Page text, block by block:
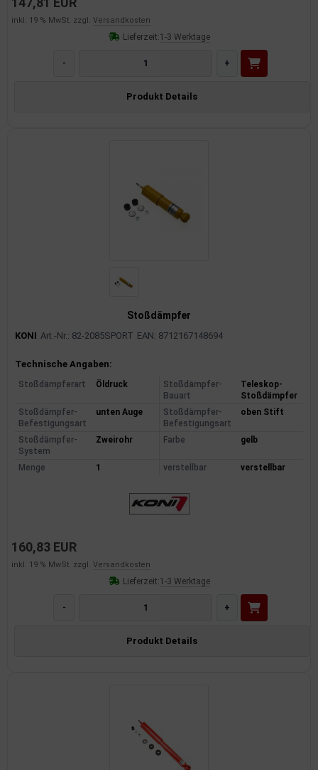
inkl. 19 % MwSt. zzgl. Versandkosten
Lieferzeit:1-3 Werktage
- +
Produkt Details
Stoßdämpfer
KONI Art.-Nr.: 82-2085SPORT EAN: 8712167148694
Produktinformationen
Technische Angaben:
Stoßdämpferart Öldruck
Stoßdämpfer-
Bauart
Teleskop-
Stoßdämpfer
Stoßdämpfer-
Befestigungsart
unten Auge
Stoßdämpfer-
Befestigungsart
oben Stift
Stoßdämpfer-
System
Zweirohr Farbe gelb
Menge 1 verstellbar verstellbar
160,83 EUR
inkl. 19 % MwSt. zzgl. Versandkosten
Lieferzeit:1-3 Werktage
- +
Produkt Details